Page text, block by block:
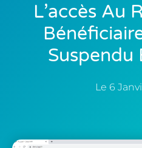
L’accès Au
Suspendu
Le 6